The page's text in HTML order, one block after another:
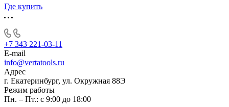
Где купить
+7 343 221-03-11
E-mail
info@vertatools.ru
Адрес
г. Екатеринбург, ул. Окружная 88Э
Режим работы
Пн. – Пт.: с 9:00 до 18:00